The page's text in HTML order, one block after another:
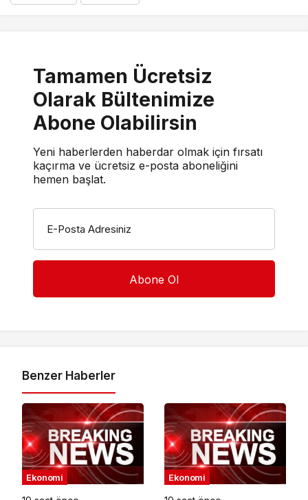
Tamamen Ücretsiz
Olarak Bültenimize
Abone Olabilirsin
Yeni haberlerden haberdar olmak için fırsatı
kaçırma ve ücretsiz e-posta aboneliğini
hemen başlat.
E-Posta Adresiniz
Benzer Haberler
Ekonomi Ekonomi